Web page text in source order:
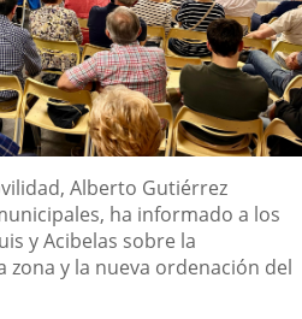
Alberto Gutiérrez
ha informado a los
y Acibelas sobre la
zona y la nueva ordenación del